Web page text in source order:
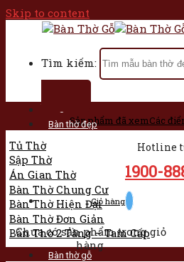
Skip to content
Tìm kiếm:
Sản phẩm đã xemCác
Hotline
1900-
Giỏ hàng
Chưa có sản phẩm trong giỏ
hàng.
Bàn thờ đẹp
Tủ Thờ
Sập Thờ
Án Gian Thờ
Bàn Thờ Chung Cư
Bàn Thờ Hiện Đại
Bàn Thờ Đơn Giản
Bàn Thờ 2 Tầng – Tam Cấp
Bàn thờ gỗ